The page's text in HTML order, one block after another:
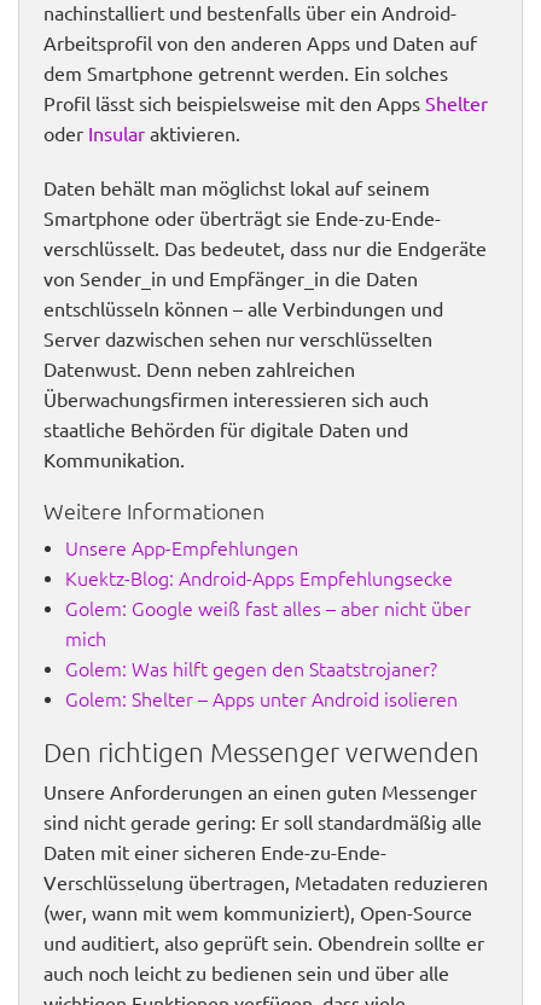
nachinstalliert und bestenfalls über ein Android-
Arbeitsprofil von den anderen Apps und Daten auf
dem Smartphone getrennt werden. Ein solches
Profil lässt sich beispielsweise mit den Apps Shelter
oder Insular aktivieren.
Daten behält man möglichst lokal auf seinem
Smartphone oder überträgt sie Ende-zu-Ende-
verschlüsselt. Das bedeutet, dass nur die Endgeräte
von Sender_in und Empfänger_in die Daten
entschlüsseln können – alle Verbindungen und
Server dazwischen sehen nur verschlüsselten
Datenwust. Denn neben zahlreichen
Überwachungsfirmen interessieren sich auch
staatliche Behörden für digitale Daten und
Kommunikation.
Weitere Informationen
Unsere App-Empfehlungen
Kuektz-Blog: Android-Apps Empfehlungsecke
Golem: Google weiß fast alles – aber nicht über
mich
Golem: Was hilft gegen den Staatstrojaner?
Golem: Shelter – Apps unter Android isolieren
Den richtigen Messenger verwenden
Unsere Anforderungen an einen guten Messenger
sind nicht gerade gering: Er soll standardmäßig alle
Daten mit einer sicheren Ende-zu-Ende-
Verschlüsselung übertragen, Metadaten reduzieren
(wer, wann mit wem kommuniziert), Open-Source
und auditiert, also geprüft sein. Obendrein sollte er
auch noch leicht zu bedienen sein und über alle